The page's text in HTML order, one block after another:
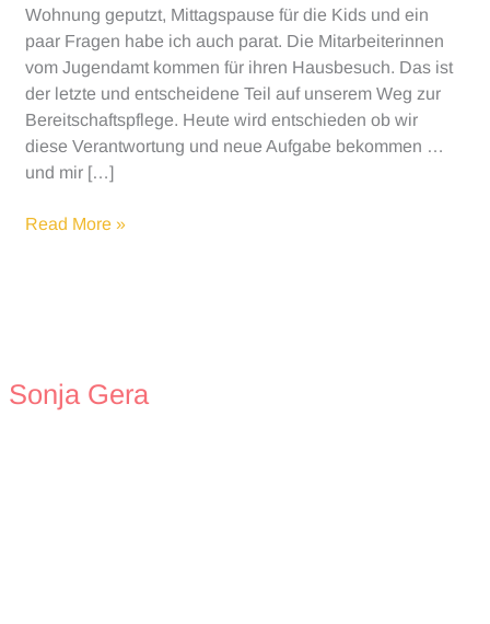
Wohnung geputzt, Mittagspause für die Kids und ein
paar Fragen habe ich auch parat. Die Mitarbeiterinnen
vom Jugendamt kommen für ihren Hausbesuch. Das ist
der letzte und entscheidene Teil auf unserem Weg zur
Bereitschaftspflege. Heute wird entschieden ob wir
diese Verantwortung und neue Aufgabe bekommen …
und mir […]
Bereitschaftspflege
Read More »
Sonja Gera